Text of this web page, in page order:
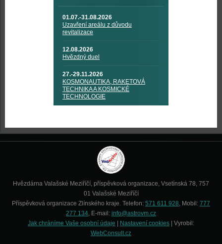
01.07.-31.08.2026
Uzavření areálu z důvodu
revitalizace
12.08.2026
Hvězdný duel
27.-29.11.2026
KOSMONAUTIKA, RAKETOVÁ
TECHNIKA A KOSMICKÉ
TECHNOLOGIE
Hvězdárna Valašské Meziříčí, příspěvková organizace, Vsetínská 78, 757
01 Valašské Meziříčí
Příspěvková organizace Zlínského kraje. Telefon: 571 611 928, Mobil: 777
277 134, E-mail: info@astrovm.cz
Jak chráníme Vaše osobní údaje
Nastavení cookies | Vyrobil:
WebConsult.cz